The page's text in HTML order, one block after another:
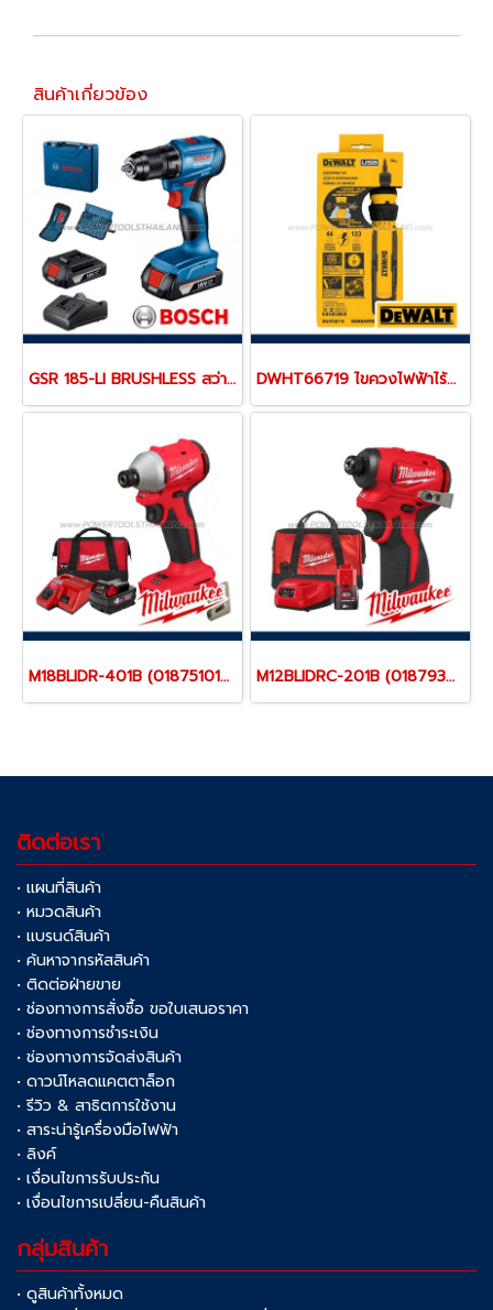
สินค้าเกี่ยวข้อง
GSR 185-LI BRUSHLESS สว่านไขควงไร้สาย 18V + อุปกรณ์เสริม 23 ชิ้น (06019K30K2) DWHT66719 ไขควงไฟฟ้าไร้สาย 4V MAX ขนาด 6.35 มม.(HEX) แรงบิดสูงสุด 360RPM "DEWALT" ดีวอลท์
M18BLIDR-401B (018751010) ชุดไขควงกระแทกไร้สาย 18V พร้อมแบต+แท่นชาร์จ+กระเป๋าเครื่องมือช่าง M18 REDSTART MILWAUKEE (มิลวอคกี้) M12BLIDRC-201B (018793032) ชุดไขควงกระแทกไร้สาย 12V พร้อมแบต+แท่นชาร์จ+กระเป๋าเครื่องมือช่าง M12 REDSTART MILWAUKEE (มิลวอคกี้)
ติดต่อเรา
• แผนที่สินค้า
• หมวดสินค้า
• แบรนด์สินค้า
• ค้นหาจากรหัสสินค้า
• ติดต่อฝ่ายขาย
• ช่องทางการสั่งซื้อ ขอใบเสนอราคา
• ช่องทางการชำระเงิน
• ช่องทางการจัดส่งสินค้า
• ดาวน์โหลดแคตตาล็อก
• รีวิว & สาธิตการใช้งาน
• สาระน่ารู้เครื่องมือไฟฟ้า
• ลิงค์
• เงื่อนไขการรับประกัน
• เงื่อนไขการเปลี่ยน-คืนสินค้า
กลุ่มสินค้า
• ดูสินค้าทั้งหมด